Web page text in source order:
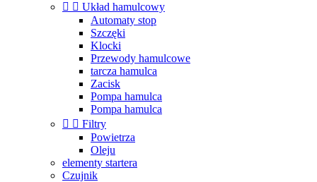
  Układ hamulcowy
Automaty stop
Szczęki
Klocki
Przewody hamulcowe
tarcza hamulca
Zacisk
Pompa hamulca
Pompa hamulca
  Filtry
Powietrza
Oleju
elementy startera
Czujnik